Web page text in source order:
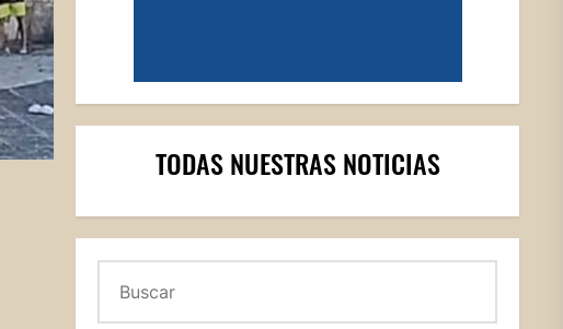
TODAS NUESTRAS NOTICIAS